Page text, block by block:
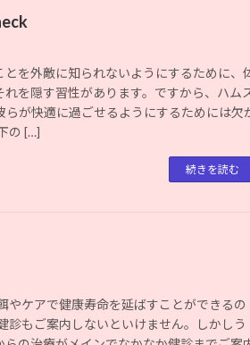
とを外敵に知られないようにするために、
を隠す習性があります。ですから、ハム
らが快適に過ごせるようにするためには欠
の […]
続きを読む
やケアで健康寿命を延ばすことができるの
診もご案内しないといけません。しかしう